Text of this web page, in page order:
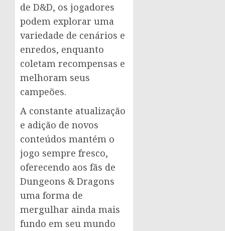
de D&D, os jogadores
podem explorar uma
variedade de cenários e
enredos, enquanto
coletam recompensas e
melhoram seus
campeões.
A constante atualização
e adição de novos
conteúdos mantém o
jogo sempre fresco,
oferecendo aos fãs de
Dungeons & Dragons
uma forma de
mergulhar ainda mais
fundo em seu mundo